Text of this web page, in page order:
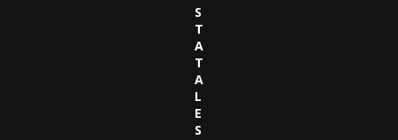
S
T
A
T
A
L
E
S